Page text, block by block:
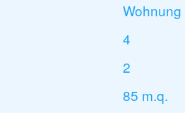
Wohnung
4
2
85 m.q.